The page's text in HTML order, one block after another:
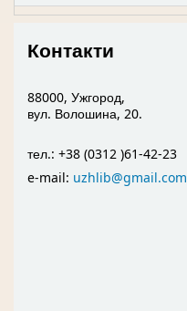
Контакти
88000, Ужгород,
вул. Волошина, 20.
тел.: +38 (0312 )61-42-23
e-mail: uzhlib@gmail.com